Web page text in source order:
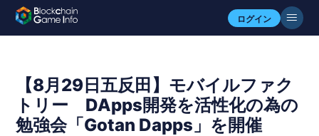
ログイン
【8月29日五反田】モバイルファク
トリー DApps開発を活性化の為の
勉強会「Gotan Dapps」を開催